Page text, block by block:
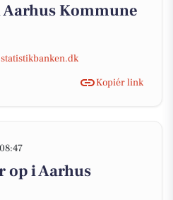
Kommune
Kopiér link
op i Aarhus